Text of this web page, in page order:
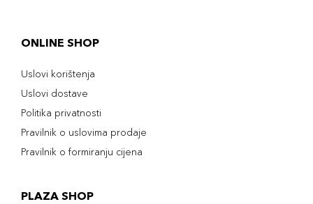
ONLINE SHOP
Uslovi korištenja
Uslovi dostave
Politika privatnosti
Pravilnik o uslovima prodaje
Pravilnik o formiranju cijena
PLAZA SHOP